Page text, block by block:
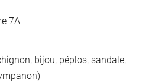
7A
bijou, péplos, sandale,